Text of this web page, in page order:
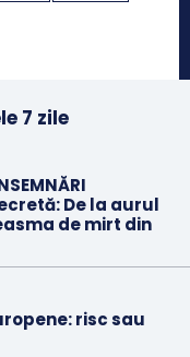
7 zile
De la aurul
de mirt din
risc sau